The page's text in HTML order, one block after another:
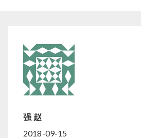
强 赵
2018-09-15